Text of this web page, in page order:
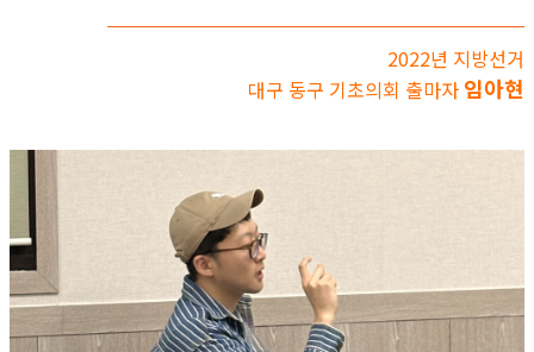
2022년 지방선거
대구 동구 기초의회 출마자 임아현